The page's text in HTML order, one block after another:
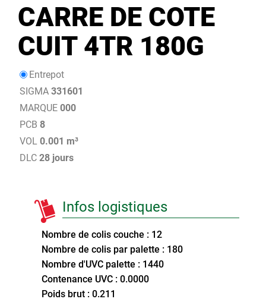
CARRE DE COTE
CUIT 4TR 180G
Entrepot
SIGMA 331601
MARQUE 000
PCB 8
VOL 0.001 m³
DLC 28 jours
Infos logistiques
Nombre de colis couche : 12
Nombre de colis par palette : 180
Nombre d'UVC palette : 1440
Contenance UVC : 0.0000
Poids brut : 0.211